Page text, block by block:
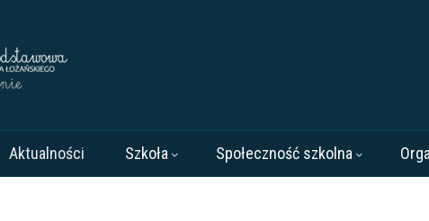
Aktualności Szkoła Społeczność szkolna